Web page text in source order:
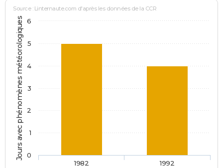
Jours avec phénomènes météorologiques
Source : Linternaute.com d'après les données de la CCR
1982 1992
0
1
2
3
4
5
6